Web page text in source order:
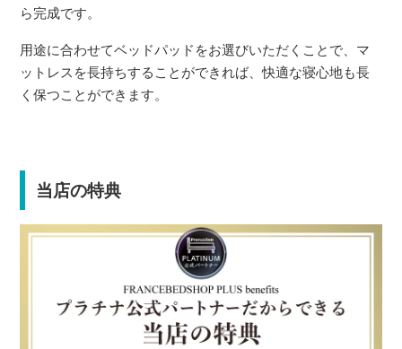
ら完成です。
用途に合わせてベッドパッドをお選びいただくことで、マ
ットレスを長持ちすることができれば、快適な寝心地も長
く保つことができます。
当店の特典